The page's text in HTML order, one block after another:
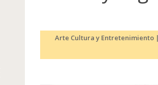
Arte Cultura y Entretenimiento